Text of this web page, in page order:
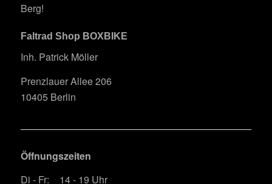
Berg!
Faltrad Shop BOXBIKE
Inh. Patrick Möller
Prenzlauer Allee 206
10405 Berlin
Öffnungszeiten
Di - Fr:
14 - 19 Uhr